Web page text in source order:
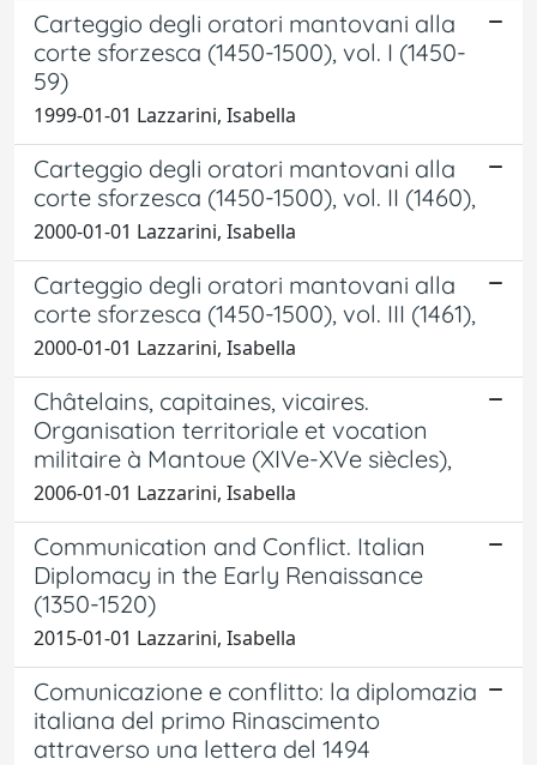
Carteggio degli oratori mantovani alla
corte sforzesca (1450-1500), vol. I (1450-
59)
1999-01-01 Lazzarini, Isabella
Carteggio degli oratori mantovani alla
corte sforzesca (1450-1500), vol. II (1460),
2000-01-01 Lazzarini, Isabella
Carteggio degli oratori mantovani alla
corte sforzesca (1450-1500), vol. III (1461),
2000-01-01 Lazzarini, Isabella
Châtelains, capitaines, vicaires.
Organisation territoriale et vocation
militaire à Mantoue (XIVe-XVe siècles),
2006-01-01 Lazzarini, Isabella
Communication and Conflict. Italian
Diplomacy in the Early Renaissance
(1350-1520)
2015-01-01 Lazzarini, Isabella
Comunicazione e conflitto: la diplomazia
italiana del primo Rinascimento
attraverso una lettera del 1494